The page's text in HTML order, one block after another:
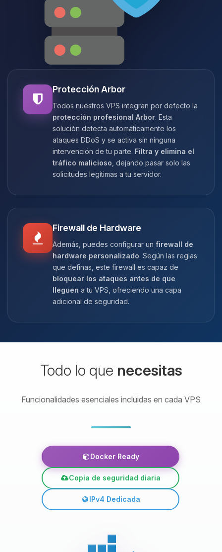
Protección Arbor
Todos nuestros VPS integran por defecto la
protección profesional Arbor. Esta
solución detecta automáticamente los
ataques DDoS y se activa sin ninguna
intervención de tu parte. Filtra y elimina el
tráfico malicioso , dejando pasar solo las
solicitudes legítimas a tu servidor.
Firewall de Hardware
Además, puedes configurar un firewall de
hardware personalizado. Según las reglas
que definas, este firewall es capaz de
bloquear los ataques antes de que
lleguen a tu VPS, ofreciendo una capa
adicional de seguridad.
Todo lo que necesitas
Funcionalidades esenciales incluidas en cada VPS
Docker Ready
Copia de seguridad diaria
IPv4 Dedicada